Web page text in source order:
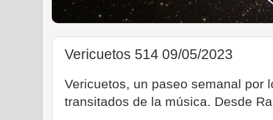
Vericuetos 514 09/05/2023
Vericuetos, un paseo semanal por
transitados de la música. Desde